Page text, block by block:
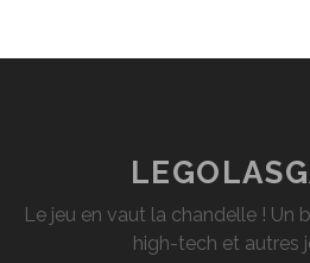
Le jeu en vaut la chandelle ! Un
high-tech et autres